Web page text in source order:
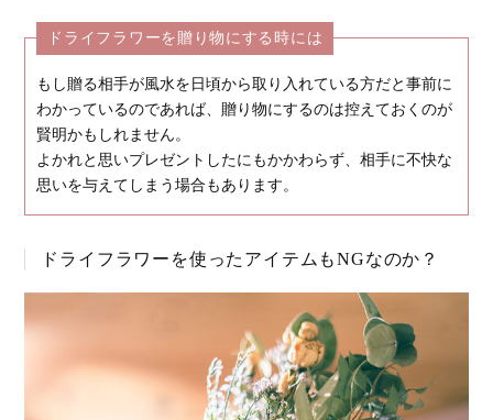
ドライフラワーを贈り物にする時には
もし贈る相手が風水を日頃から取り入れている方だと事前に
わかっているのであれば、贈り物にするのは控えておくのが
賢明かもしれません。
よかれと思いプレゼントしたにもかかわらず、相手に不快な
思いを与えてしまう場合もあります。
ドライフラワーを使ったアイテムもNGなのか？